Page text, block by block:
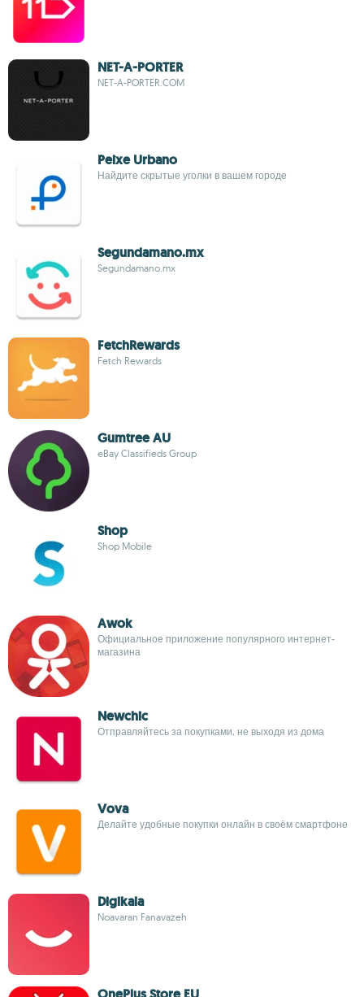
NET-A-PORTER
NET-A-PORTER.COM
Peixe Urbano
Найдите скрытые уголки в вашем городе
Segundamano.mx
Segundamano.mx
FetchRewards
Fetch Rewards
Gumtree AU
eBay Classifieds Group
Shop
Shop Mobile
Awok
Официальное приложение популярного интернет-
магазина
Newchic
Отправляйтесь за покупками, не выходя из дома
Vova
Делайте удобные покупки онлайн в своём смартфоне
Digikala
Noavaran Fanavazeh